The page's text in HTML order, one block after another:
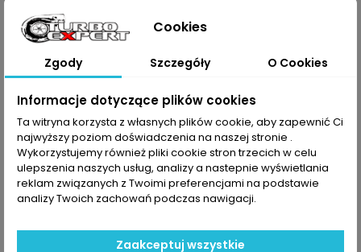
V60 I 2.0
D4
V70 II 2.0
D4
2.0 D3
XC60 I
2.0 D4
XC70 II
2.0 D3
XC70 II
Dane zawarte w tabeli mogą odbiegać od rzeczywistości.
Cookies
Zgody Szczegóły O Cookies
Informacje dotyczące plików cookies
Ta witryna korzysta z własnych plików cookie, aby zapewnić Ci
najwyższy poziom doświadczenia na naszej stronie .
Wykorzystujemy również pliki cookie stron trzecich w celu
ulepszenia naszych usług, analizy a nastepnie wyświetlania
reklam związanych z Twoimi preferencjami na podstawie
analizy Twoich zachowań podczas nawigacji.
Zaakceptuj wszystkie